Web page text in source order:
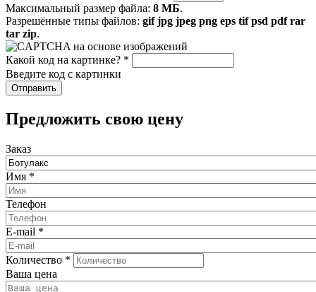
Максимальный размер файла: 8 МБ.
Разрешённые типы файлов: gif jpg jpeg png eps tif psd pdf rar
tar zip.
Какой код на картинке? *
Введите код с картинки
​Предложить свою цену
Заказ
Имя *
Телефон
E-mail *
Количество *
Ваша цена